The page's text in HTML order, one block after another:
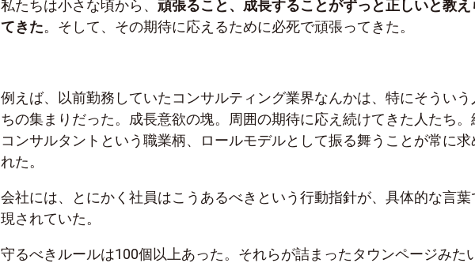
私たちは小さな頃から、 頑張ること、成長することがずっと正しいと教え
てきた。そして、その期待に応えるために必死で頑張ってきた。
例えば、以前勤務していたコンサルティング業界なんかは、特にそういう
ちの集まりだった。成長意欲の塊。周囲の期待に応え続けてきた人たち。
コンサルタントという職業柄、ロールモデルとして振る舞うことが常に求
れた。
会社には、とにかく社員はこうあるべきという行動指針が、具体的な言葉
現されていた。
守るべきルールは100個以上あった。それらが詰まったタウンページみた